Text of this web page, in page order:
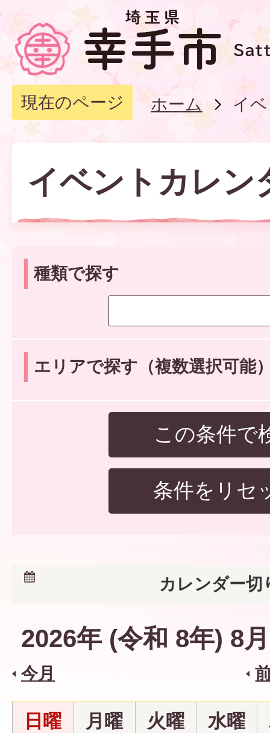
現在のページ ホーム イ
イベントカレン
種類で探す
エリアで探す（複数選択可能
カレンダー切
2026年 (令和 8年) 8
今月
日曜 月曜 火曜 水曜